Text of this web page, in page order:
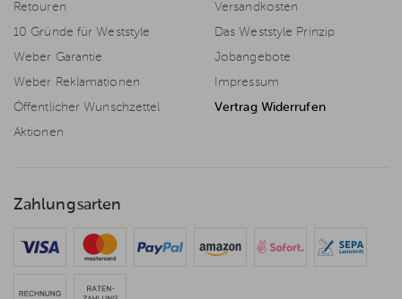
Retouren
10 Gründe für Weststyle
Weber Garantie
Weber Reklamationen
Öffentlicher Wunschzettel
Aktionen
Versandkosten
Das Weststyle Prinzip
Jobangebote
Impressum
Vertrag Widerrufen
Zahlungsarten